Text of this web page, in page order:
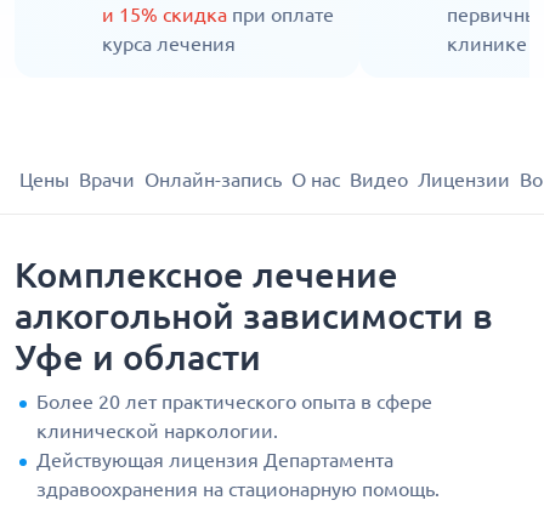
и 15% скидка при оплате
курса лечения
клинике
Цены Врачи Онлайн-запись О нас Видео Лицензии
Комплексное лечение
алкогольной зависимости в
Уфе и области
Более 20 лет практического опыта в сфере
клинической наркологии.
Действующая лицензия Департамента
здравоохранения на стационарную помощь.